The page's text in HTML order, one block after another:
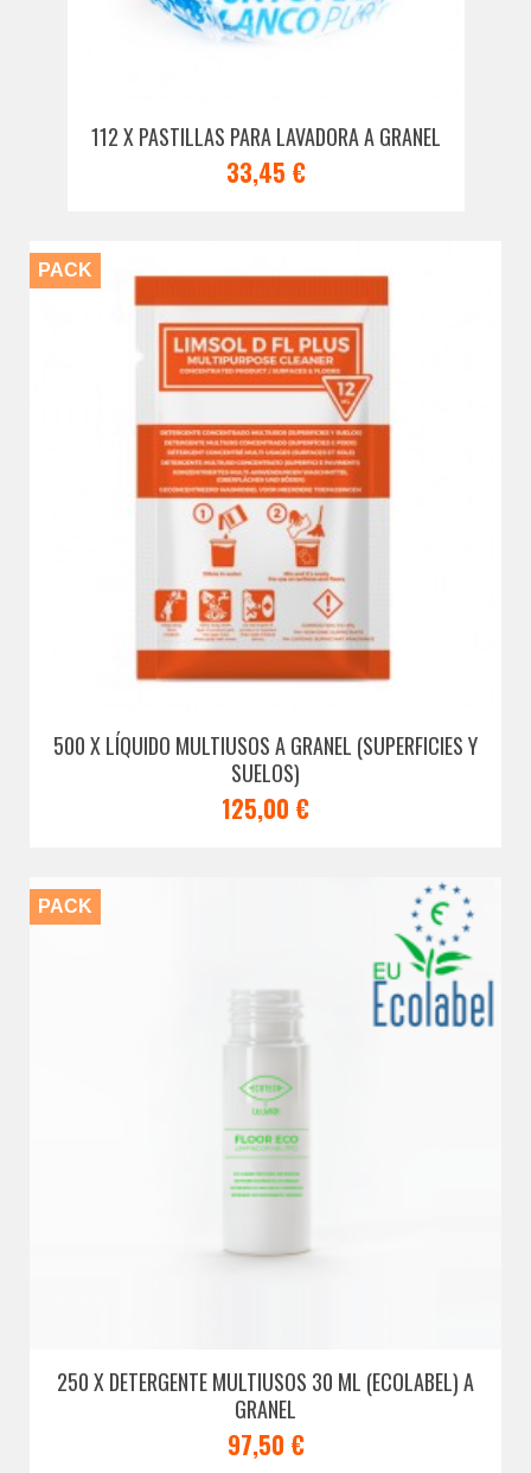
112 X PASTILLAS PARA LAVADORA A GRANEL
33,45 €
500 X LÍQUIDO MULTIUSOS A GRANEL (SUPERFICIES Y
SUELOS)
125,00 €
PACK
250 X DETERGENTE MULTIUSOS 30 ML (ECOLABEL) A
GRANEL
97,50 €
PACK